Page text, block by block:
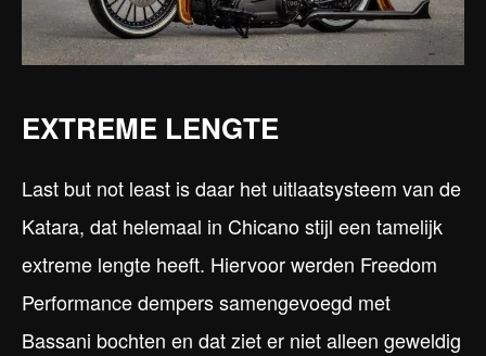
EXTREME LENGTE
Last but not least is daar het uitlaatsysteem van de
Katara, dat helemaal in Chicano stijl een tamelijk
extreme lengte heeft. Hiervoor werden Freedom
Performance dempers samengevoegd met
Bassani bochten en dat ziet er niet alleen geweldig